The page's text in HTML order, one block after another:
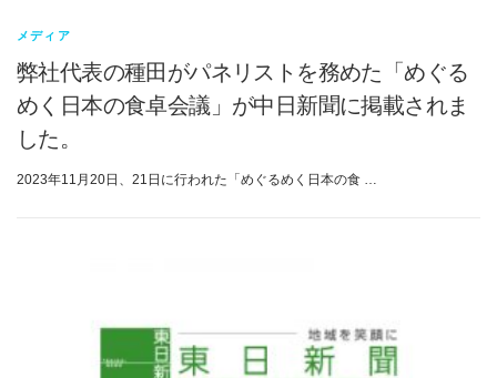
メディア
弊社代表の種田がパネリストを務めた「めぐる
めく日本の食卓会議」が中日新聞に掲載されま
した。
2023年11月20日、21日に行われた「めぐるめく日本の食 …